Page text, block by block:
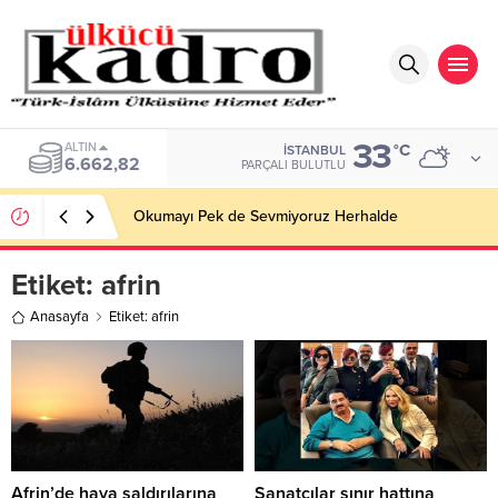
BIST
13.779,39
İSTANBUL
PARÇALI BULUTLU 33°C
Okumayı Pek de Sevmiyoruz Herhalde
Etiket: afrin
Anasayfa Etiket: afrin
Afrin’de hava saldırılarına
Sanatçılar sınır hattına